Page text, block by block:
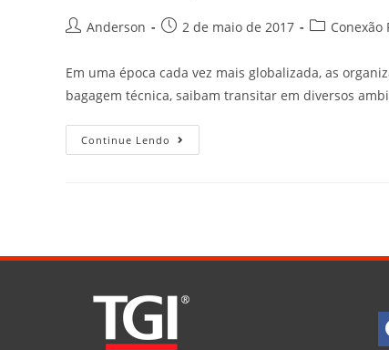
Anderson 2 de maio de 2017 Conexão
Em uma época cada vez mais globalizada, as
bagagem técnica, saibam transitar em diversos
Continue Lendo